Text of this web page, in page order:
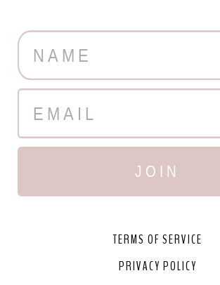
JOIN
TERMS OF SERVICE
PRIVACY POLICY